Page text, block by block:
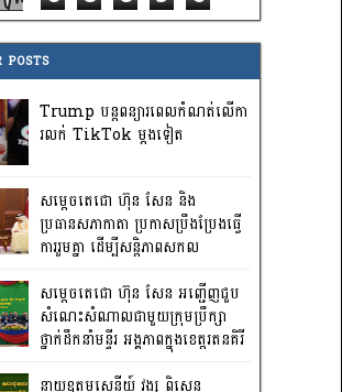
POSTS
Trump បន្តពន្យារពេលកំណត់លើកា
រលក់ TikTok ម្តងទៀត
សម្តេចតេជោ ហ៊ុន សែន និង
ប្រធានសភាកាតា ប្រកាសប្រឹងប្រែងធ្វើ
ការ​រួមគ្នា ដើម្បីសន្តិភាពសកល
សម្តេចតេជោ ហ៊ុន សែន អញ្ជើញជួប
សំណេះសំណាលជាមួយក្រុមប្រឹក្សា
ថ្នាក់ដឹកនាំមន្ទីរ អង្គភាពក្នុងខេត្តរតនគិរី
នាយឧត្តមសេនីយ៍ វង្ស ពិសេន